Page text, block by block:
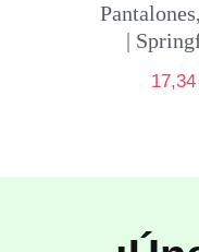
|
17,34